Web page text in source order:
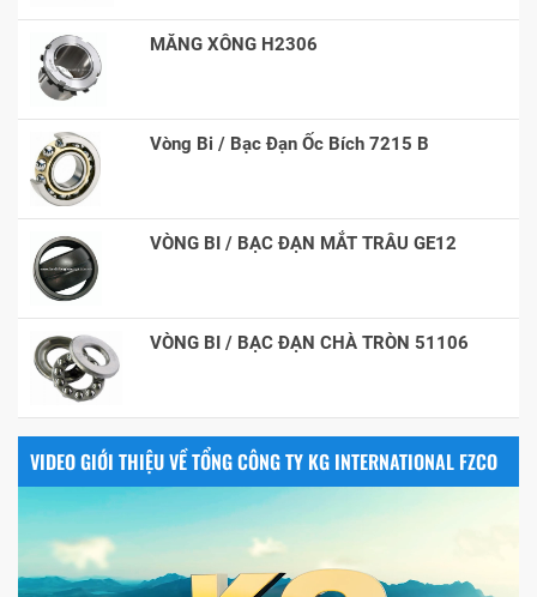
MĂNG XÔNG H2306
Vòng Bi / Bạc Đạn Ốc Bích 7215 B
VÒNG BI / BẠC ĐẠN MẮT TRÂU GE12
VÒNG BI / BẠC ĐẠN CHÀ TRÒN 51106
VIDEO GIỚI THIỆU VỀ TỔNG CÔNG TY KG INTERNATIONAL FZCO